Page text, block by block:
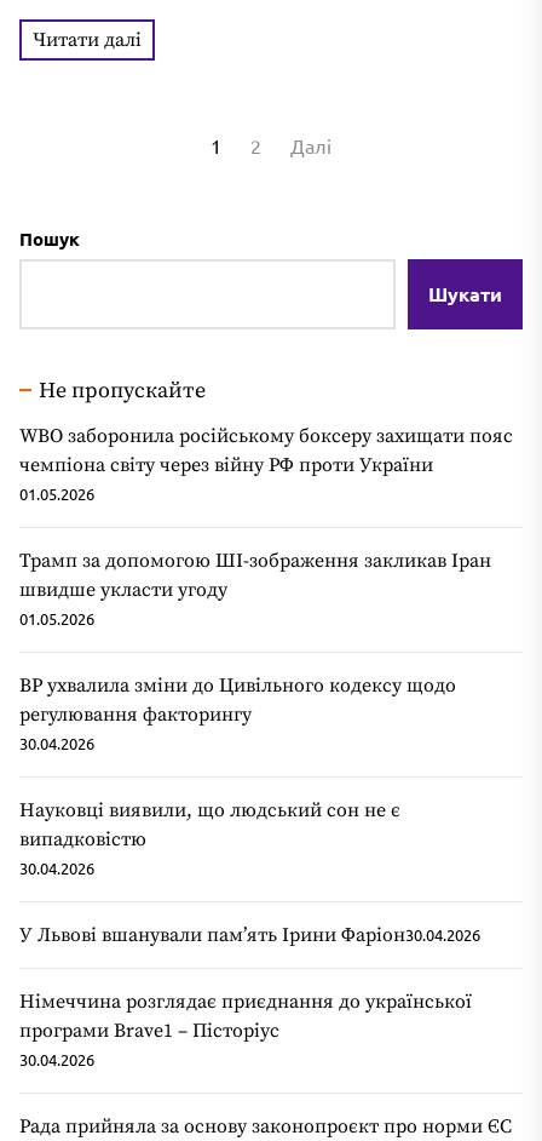
його словами, завдяки зусиллям військових,...
Читати далі
1 2 Далі
Пошук
Шукати
Не пропускайте
WBO заборонила російському боксеру захищати пояс
чемпіона світу через війну РФ проти України
01.05.2026
Трамп за допомогою ШІ-зображення закликав Іран
швидше укласти угоду
01.05.2026
ВР ухвалила зміни до Цивільного кодексу щодо
регулювання факторингу
30.04.2026
Науковці виявили, що людський сон не є
випадковістю
30.04.2026
У Львові вшанували пам’ять Ірини Фаріон30.04.2026
Німеччина розглядає приєднання до української
програми Brave1 – Пісторіус
30.04.2026
Рада прийняла за основу законопроєкт про норми ЄС